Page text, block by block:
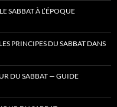
SABBAT À L’ÉPOQUE
PRINCIPES DU SABBAT DANS
DU SABBAT — GUIDE